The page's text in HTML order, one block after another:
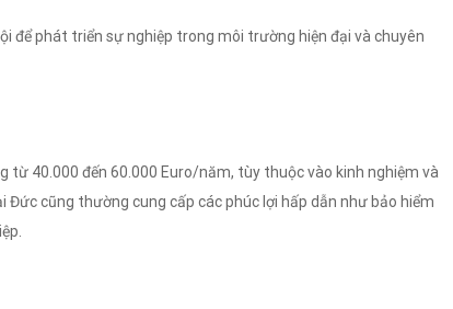
để phát triển sự nghiệp trong môi trường hiện đại và chuyên
từ 40.000 đến 60.000 Euro/năm, tùy thuộc vào kinh nghiệm và
Đức cũng thường cung cấp các phúc lợi hấp dẫn như bảo hiểm